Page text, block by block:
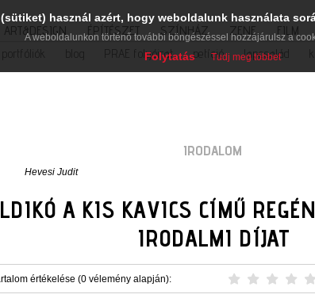
ART&DESIGN ÉPÍTÉSZET SZÍNHÁZ ZENE FILM
portfóliók
PRAE folyóirat petíció lapcsalád
IRODALOM
Hevesi Judit
A KIS KAVICS CÍMŰ
IRODALMI DÍJAT
értékelése (0 vélemény alapján):
használ azért, hogy weboldalunk használata
A weboldalunkon történő további böngészéssel hozzájárulsz a
Folytatás Tudj meg többet